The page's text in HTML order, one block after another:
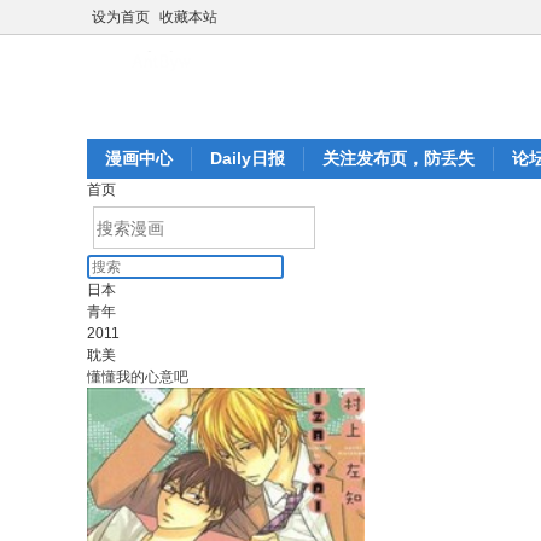
设为首页 收藏本站
漫画中心 Daily日报 关注发布页，防丢失 论
首页
日本
青年
2011
耽美
懂懂我的心意吧